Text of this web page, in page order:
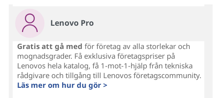
Lenovo Pro
Gratis att gå med för företag av alla storlekar och
mognadsgrader. Få exklusiva företagspriser på
Lenovos hela katalog, få 1-mot-1-hjälp från tekniska
rådgivare och tillgång till Lenovos företagscommunity.
Läs mer om hur du gör >